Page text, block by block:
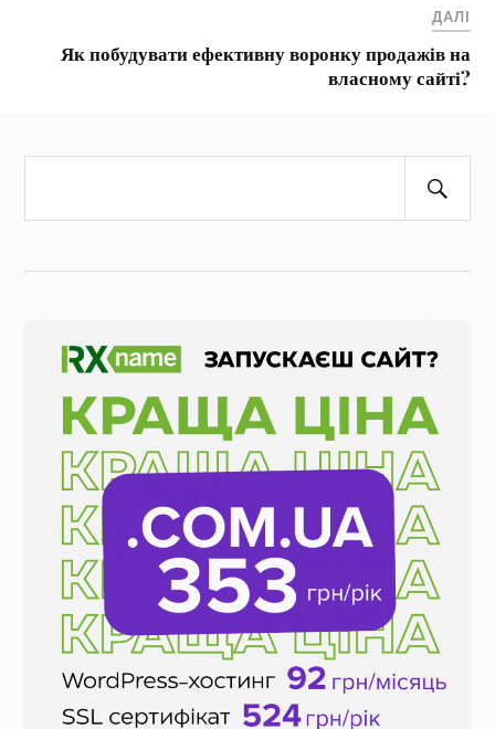
ДАЛІ
Як побудувати ефективну воронку продажів на
власному сайті?